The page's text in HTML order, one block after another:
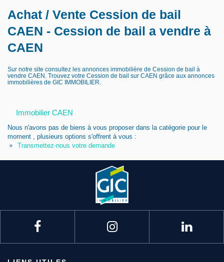
Estimer
Nos services
Nos agences
Nous rejoindre
Achat / Vente Cession de bail
CAEN - Cession de bail a vendre à
CAEN
Sur notre site consultez les annonces immobilière de Cession de bail à
vendre CAEN. Trouvez votre Cession de bail sur CAEN grâce aux annonces
immobilières de GIC IMMOBILIER.
Immobilier CAEN
Nous n'avons pas de biens à vous proposer dans la catégorie pour le
moment , plusieurs options s'offrent à vous :
Transmettez-nous votre demande